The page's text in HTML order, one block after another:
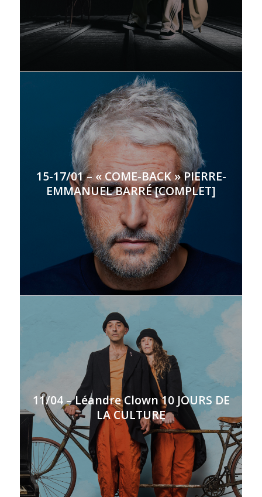
15-17/01 – « COME-BACK » PIERRE-
EMMANUEL BARRÉ [COMPLET]
11/04 – Léandre Clown 10 JOURS DE
LA CULTURE